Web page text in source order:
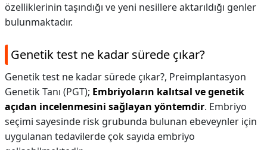
özelliklerinin taşındığı ve yeni nesillere aktarıldığı genler
bulunmaktadır.
Genetik test ne kadar sürede çıkar?
Genetik test ne kadar sürede çıkar?, Preimplantasyon
Genetik Tanı (PGT); Embriyoların kalıtsal ve genetik
açıdan incelenmesini sağlayan yöntemdir. Embriyo
seçimi sayesinde risk grubunda bulunan ebeveynler için
uygulanan tedavilerde çok sayıda embriyo